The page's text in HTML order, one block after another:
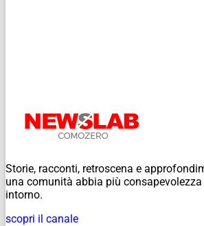
Storie, racconti, retroscena e
una comunità abbia più
intorno.
scopri il canale